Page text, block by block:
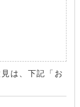
は、下記「お